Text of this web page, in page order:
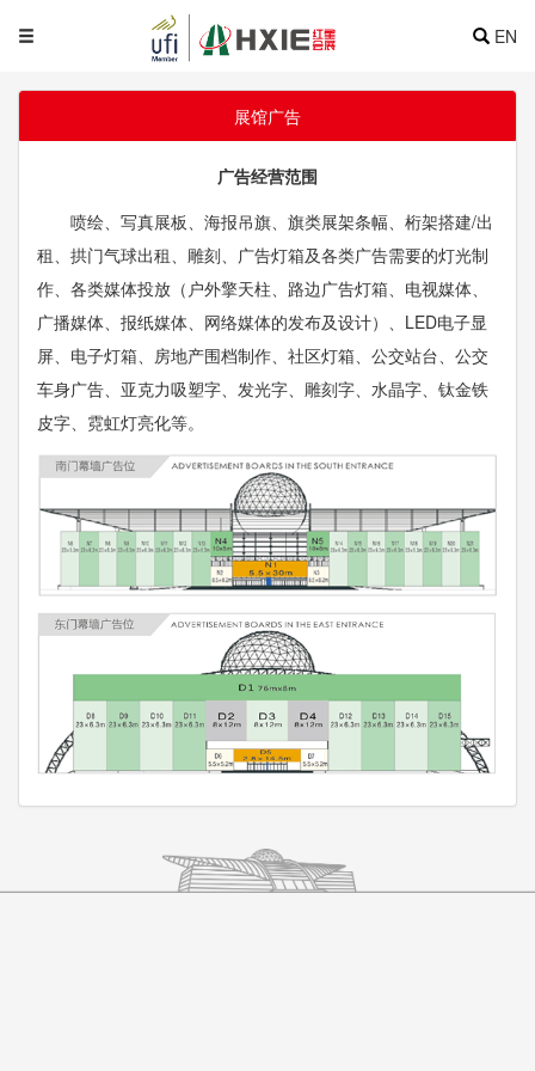
EN
展馆广告
广告经营范围
喷绘、写真展板、海报吊旗、旗类展架条幅、桁架搭建/出
租、拱门气球出租、雕刻、广告灯箱及各类广告需要的灯光制
作、各类媒体投放（户外擎天柱、路边广告灯箱、电视媒体、
广播媒体、报纸媒体、网络媒体的发布及设计）、LED电子显
屏、电子灯箱、房地产围档制作、社区灯箱、公交站台、公交
车身广告、亚克力吸塑字、发光字、雕刻字、水晶字、钛金铁
皮字、霓虹灯亮化等。